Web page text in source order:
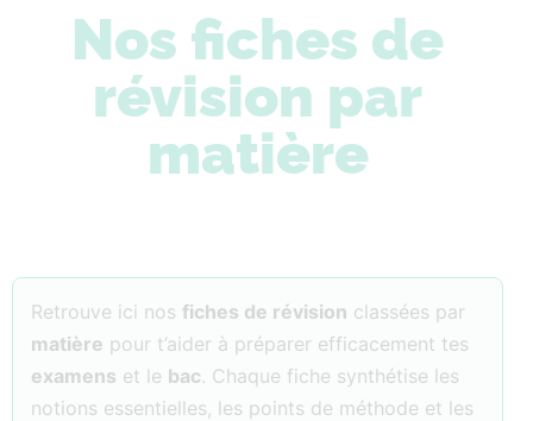
Nos fiches de
révision par
matière
Retrouve ici nos fiches de révision classées par
matière pour t’aider à préparer efficacement tes
examens et le bac. Chaque fiche synthétise les
notions essentielles, les points de méthode et les